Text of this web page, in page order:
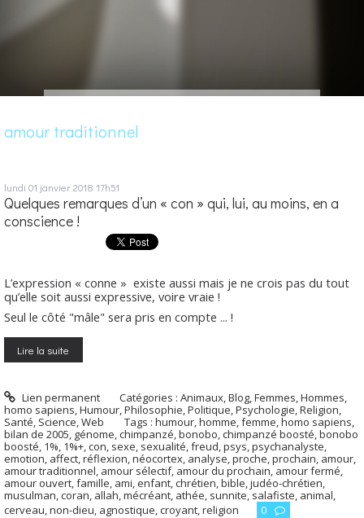
amour traditionnel
lundi 01 janvier 2018 17h51
Quelques remarques d’un « con » qui, lui, au moins, en a
conscience !
L’expression « conne » existe aussi mais je ne crois pas du tout
qu’elle soit aussi expressive, voire vraie !
Seul le côté "mâle" sera pris en compte ... !
Lire la suite
Lien permanent Catégories :Animaux,Blog,Femmes,Hommes,
homo sapiens,Humour,Philosophie,Politique,Psychologie,Religion,
Santé, Science,Web Tags : humour,homme,femme,homo sapiens,
bilan de 2005, génome,chimpanzé,bonobo,chimpanzé boosté,bonobo
boosté, 1%, 1%+,con, sexe, sexualité,freud,psys,psychanalyste,
emotion, affect,réflexion,néocortex, analyse,proche,prochain, amour,
amour traditionnel, amour sélectif, amour du prochain, amour fermé,
amour ouvert,famille, ami,enfant,chrétien,bible,judéo-chrétien,
musulman,coran, allah,mécréant, athée, sunnite, salafiste, animal,
cerveau,non-dieu, agnostique,croyant,religion 0